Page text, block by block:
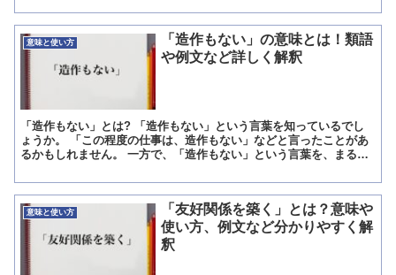
意味と使い方
「造作もない」の意味とは！類語
や例文など詳しく解釈
「造作もない」とは? 「造作もない」という言葉を知っているでし
ょうか。 「この程度の仕事は、造作もない」などと言ったことがあ
るかもしれません。 一方で、「造作もない」という言葉を、まるで
意味と使い方
「友好関係を築く」とは？意味や
使い方、例文など分かりやすく解
釈